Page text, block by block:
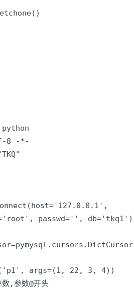
8 -*-
='127.0.0.1' ,
'root' , passwd=' ', db=' tkq1')
=
'p1' , args=(1 , 22 , 3 , 4))
,参数@开头